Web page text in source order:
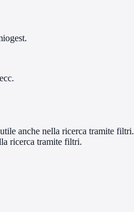
anche nella ricerca tramite filtri.
ricerca tramite filtri.